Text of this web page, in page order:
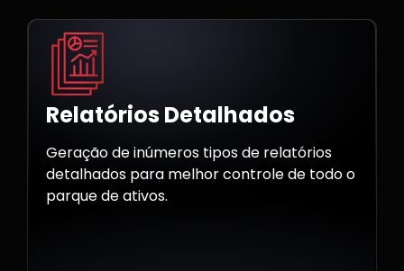
Relatórios Detalhados
Geração de inúmeros tipos de relatórios
detalhados para melhor controle de todo o
parque de ativos.